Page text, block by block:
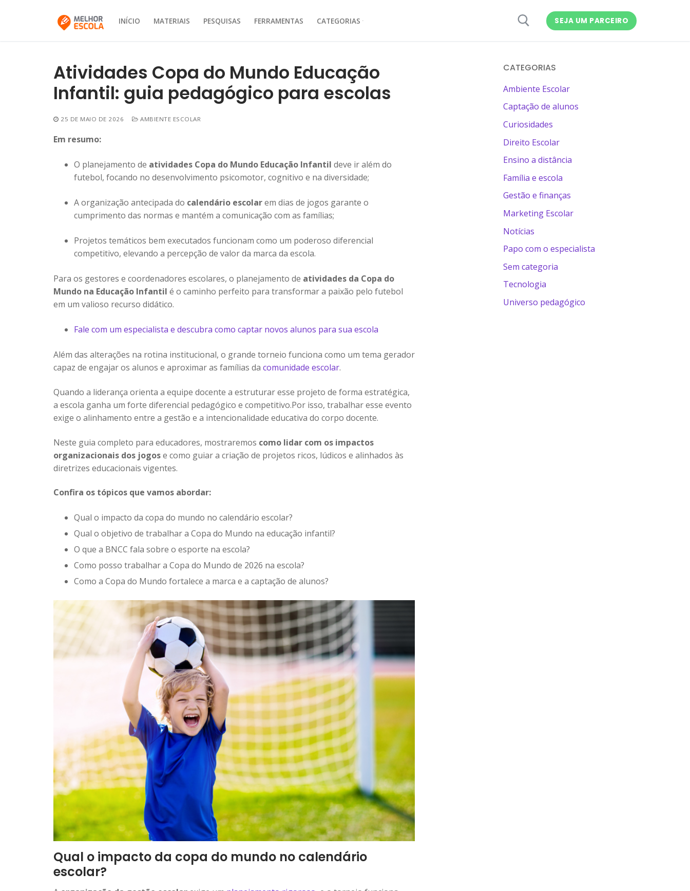
INÍCIO MATERIAIS PESQUISAS FERRAMENTAS CATEGORIAS SEJA UM PARCEIRO
Atividades Copa do Mundo Educação
Infantil: guia pedagógico para escolas
25 DE MAIO DE 2026 AMBIENTE ESCOLAR
Em resumo:
O planejamento de atividades Copa do Mundo Educação Infantil deve ir além do
futebol, focando no desenvolvimento psicomotor, cognitivo e na diversidade;
A organização antecipada do calendário escolarem dias de jogos garante o
cumprimento das normas e mantém a comunicação com as famílias;
Projetos temáticos bem executados funcionam como um poderoso diferencial
competitivo, elevando a percepção de valor da marca da escola.
Para os gestores e coordenadores escolares, o planejamento de atividades da Copa do
Mundo na Educação Infantil é o caminho perfeito para transformar a paixão pelo futebol
em um valioso recurso didático.
Fale com um especialista e descubra como captar novos alunos para sua escola
Além das alterações na rotina institucional, o grande torneio funciona como um tema gerador
capaz de engajar os alunos e aproximar as famílias da comunidade escolar.
Quando a liderança orienta a equipe docente a estruturar esse projeto de forma estratégica,
a escola ganha um forte diferencial pedagógico e competitivo.Por isso, trabalhar esse evento
exige o alinhamento entre a gestão e a intencionalidade educativa do corpo docente.
Neste guia completo para educadores, mostraremos como lidar com os impactos
organizacionais dos jogose como guiar a criação de projetos ricos, lúdicos e alinhados às
diretrizes educacionais vigentes.
Confira os tópicos que vamos abordar:
Qual o impacto da copa do mundo no calendário escolar?
Qual o objetivo de trabalhar a Copa do Mundo na educação infantil?
O que a BNCC fala sobre o esporte na escola?
Como posso trabalhar a Copa do Mundo de 2026 na escola?
Como a Copa do Mundo fortalece a marca e a captação de alunos?
Qual o impacto da copa do mundo no calendário
escolar?
CATEGORIAS
Ambiente Escolar
Captação de alunos
Curiosidades
Direito Escolar
Ensino a distância
Família e escola
Gestão e finanças
Marketing Escolar
Notícias
Papo com o especialista
Sem categoria
Tecnologia
Universo pedagógico